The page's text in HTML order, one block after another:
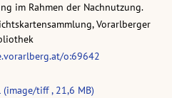
im Rahmen der Nachnutzung.
Vorarlberger
o:69642
tiff , 21,6 MB)